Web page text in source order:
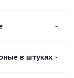
в штуках